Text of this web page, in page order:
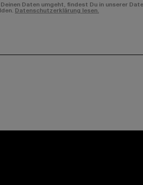
Daten umgeht, findest Du in unserer
Datenschutzerklärung lesen.